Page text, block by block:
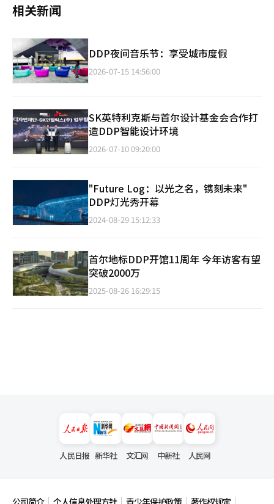
相关新闻
DDP夜间音乐节：享受城市度假
2026-07-15 14:56:00
SK英特利克斯与首尔设计基金会合作打
造DDP智能设计环境
2026-07-10 09:20:00
"Future Log：以光之名，镌刻未来"
DDP灯光秀开幕
2024-08-29 15:12:33
首尔地标DDP开馆11周年 今年访客有望
突破2000万
2025-08-26 16:29:15
人民日报 新华社 文汇网 中新社 人民网
公司简介 个人信息处理方针 青少年保护政策 著作权规定